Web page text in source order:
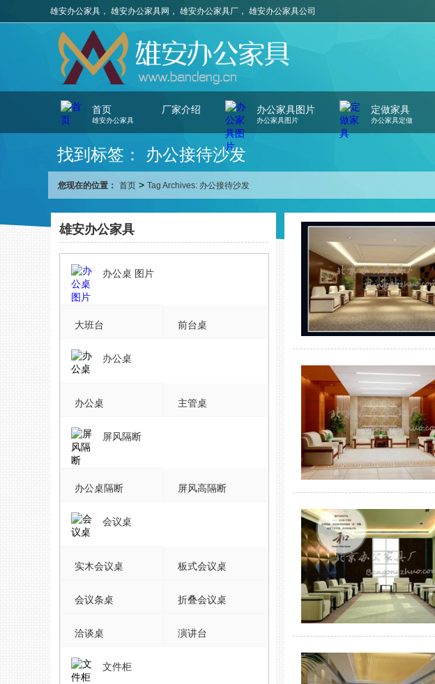
雄安办公家具， 雄安办公家具网， 雄安办公家具厂， 雄安办公家具公司
首页
雄安办公家具
厂家介绍 办公家具图片
办公家具图片
定做家具
办公家具定做
找到标签： 办公接待沙发
您现在的位置： 首页> Tag Archives: 办公接待沙发
雄安办公家具
办公桌 图片
大班台 前台桌
办公桌
办公桌 主管桌
屏风隔断
办公桌隔断 屏风高隔断
会议桌
实木会议桌 板式会议桌
会议条桌 折叠会议桌
洽谈桌 演讲台
文件柜